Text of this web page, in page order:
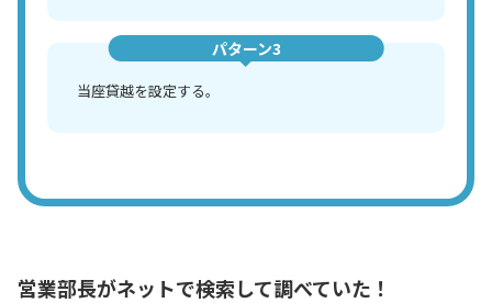
パターン3
当座貸越を設定する。
営業部長がネットで検索して調べていた！